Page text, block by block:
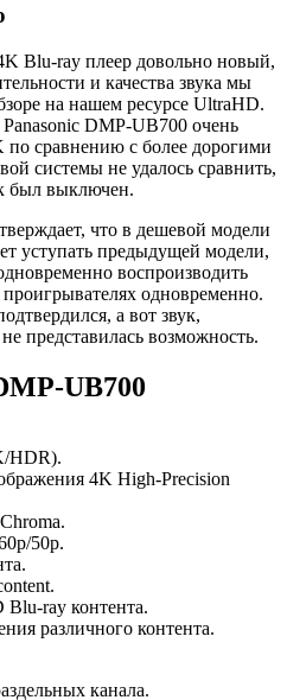
Blu-ray плеер довольно новый,
и качества звука мы
на нашем ресурсе UltraHD.
DMP-UB700 очень
по сравнению с более дорогими
системы не удалось сравнить,
был выключен.
что в дешевой модели
уступать предыдущей модели,
воспроизводить
одновременно.
а вот звук,
представилась возможность.
UB700
HDR).
4K High-Precision
50p.
ray контента.
различного контента.
канала.